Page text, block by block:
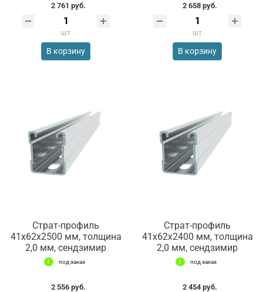
2 761 руб.
шт
В корзину
2 658 руб.
шт
В корзину
Страт-профиль
41х62х2500 мм, толщина
2,0 мм, сендзимир
под заказ
2 556 руб.
Страт-профиль
41х62х2400 мм, толщина
2,0 мм, сендзимир
под заказ
2 454 руб.